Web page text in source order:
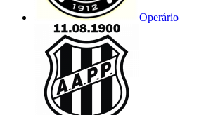
Operário